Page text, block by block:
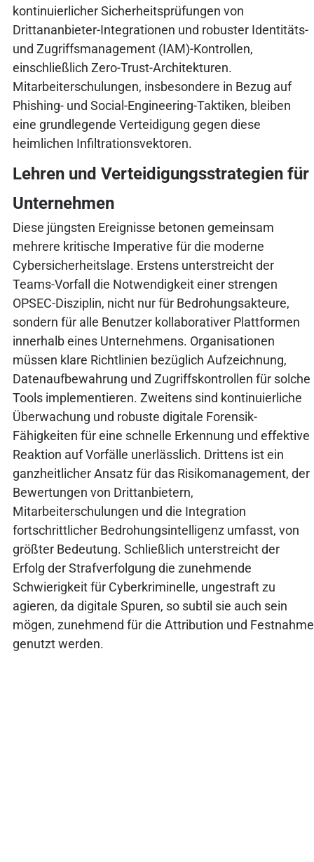
kontinuierlicher Sicherheitsprüfungen von
Drittananbieter-Integrationen und robuster Identitäts-
und Zugriffsmanagement (IAM)-Kontrollen,
einschließlich Zero-Trust-Architekturen.
Mitarbeiterschulungen, insbesondere in Bezug auf
Phishing- und Social-Engineering-Taktiken, bleiben
eine grundlegende Verteidigung gegen diese
heimlichen Infiltrationsvektoren.
Lehren und Verteidigungsstrategien für
Unternehmen
Diese jüngsten Ereignisse betonen gemeinsam
mehrere kritische Imperative für die moderne
Cybersicherheitslage. Erstens unterstreicht der
Teams-Vorfall die Notwendigkeit einer strengen
OPSEC-Disziplin, nicht nur für Bedrohungsakteure,
sondern für alle Benutzer kollaborativer Plattformen
innerhalb eines Unternehmens. Organisationen
müssen klare Richtlinien bezüglich Aufzeichnung,
Datenaufbewahrung und Zugriffskontrollen für solche
Tools implementieren. Zweitens sind kontinuierliche
Überwachung und robuste digitale Forensik-
Fähigkeiten für eine schnelle Erkennung und effektive
Reaktion auf Vorfälle unerlässlich. Drittens ist ein
ganzheitlicher Ansatz für das Risikomanagement, der
Bewertungen von Drittanbietern,
Mitarbeiterschulungen und die Integration
fortschrittlicher Bedrohungsintelligenz umfasst, von
größter Bedeutung. Schließlich unterstreicht der
Erfolg der Strafverfolgung die zunehmende
Schwierigkeit für Cyberkriminelle, ungestraft zu
agieren, da digitale Spuren, so subtil sie auch sein
mögen, zunehmend für die Attribution und Festnahme
genutzt werden.